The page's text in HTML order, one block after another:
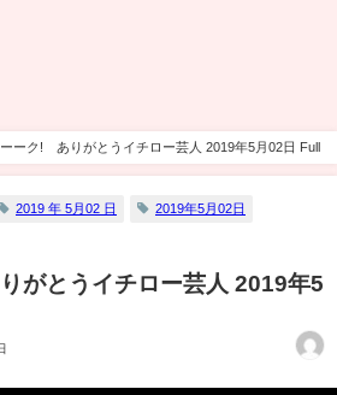
ーク! ありがとうイチロー芸人 2019年5月02日 Full
2019 年 5月02 日 2019年5月02日
がとうイチロー芸人 2019年5